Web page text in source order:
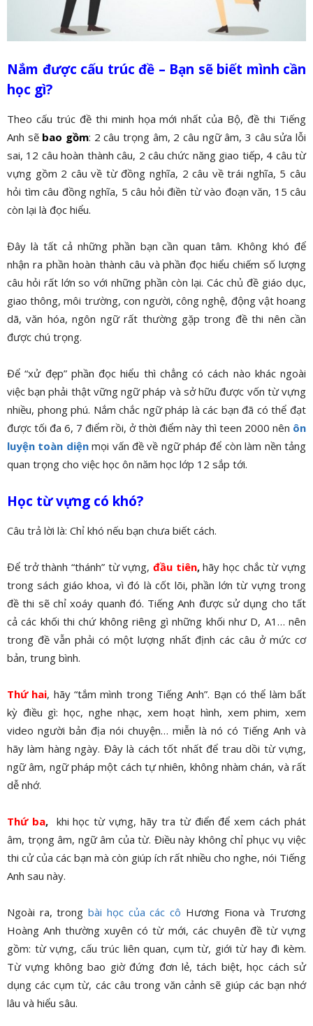
Nắm được cấu trúc đề – Bạn sẽ biết mình cần
học gì?
Theo cấu trúc đề thi minh họa mới nhất của Bộ, đề thi Tiếng
Anh sẽ bao gồm: 2 câu trọng âm, 2 câu ngữ âm, 3 câu sửa lỗi
sai, 12 câu hoàn thành câu, 2 câu chức năng giao tiếp, 4 câu từ
vựng gồm 2 câu về từ đồng nghĩa, 2 câu về trái nghĩa, 5 câu
hỏi tìm câu đồng nghĩa, 5 câu hỏi điền từ vào đoạn văn, 15 câu
còn lại là đọc hiểu.
Đây là tất cả những phần bạn cần quan tâm. Không khó để
nhận ra phần hoàn thành câu và phần đọc hiểu chiếm số lượng
câu hỏi rất lớn so với những phần còn lại. Các chủ đề giáo dục,
giao thông, môi trường, con người, công nghệ, động vật hoang
dã, văn hóa, ngôn ngữ rất thường gặp trong đề thi nên cần
được chú trọng.
Để “xử đẹp” phần đọc hiểu thì chẳng có cách nào khác ngoài
việc bạn phải thật vững ngữ pháp và sở hữu được vốn từ vựng
nhiều, phong phú. Nắm chắc ngữ pháp là các bạn đã có thể đạt
được tối đa 6, 7 điểm rồi, ở thời điểm này thì teen 2000 nên ôn
luyện toàn diện mọi vấn đề về ngữ pháp để còn làm nền tảng
quan trọng cho việc học ôn năm học lớp 12 sắp tới.
Học từ vựng có khó?
Câu trả lời là: Chỉ khó nếu bạn chưa biết cách.
Để trở thành “thánh” từ vựng, đầu tiên,hãy học chắc từ vựng
trong sách giáo khoa, vì đó là cốt lõi, phần lớn từ vựng trong
đề thi sẽ chỉ xoáy quanh đó. Tiếng Anh được sử dụng cho tất
cả các khối thi chứ không riêng gì những khối như D, A1… nên
trong đề vẫn phải có một lượng nhất định các câu ở mức cơ
bản, trung bình.
Thứ hai, hãy “tắm mình trong Tiếng Anh”. Bạn có thể làm bất
kỳ điều gì: học, nghe nhạc, xem hoạt hình, xem phim, xem
video người bản địa nói chuyện… miễn là nó có Tiếng Anh và
hãy làm hàng ngày. Đây là cách tốt nhất để trau dồi từ vựng,
ngữ âm, ngữ pháp một cách tự nhiên, không nhàm chán, và rất
dễ nhớ.
Thứ ba, khi học từ vựng, hãy tra từ điển để xem cách phát
âm, trọng âm, ngữ âm của từ. Điều này không chỉ phục vụ việc
thi cử của các bạn mà còn giúp ích rất nhiều cho nghe, nói Tiếng
Anh sau này.
Ngoài ra, trongbài học của các cô Hương Fiona và Trương
Hoàng Anh thường xuyên có từ mới, các chuyên đề từ vựng
gồm: từ vựng, cấu trúc liên quan, cụm từ, giới từ hay đi kèm.
Từ vựng không bao giờ đứng đơn lẻ, tách biệt, học cách sử
dụng các cụm từ, các câu trong văn cảnh sẽ giúp các bạn nhớ
lâu và hiểu sâu.